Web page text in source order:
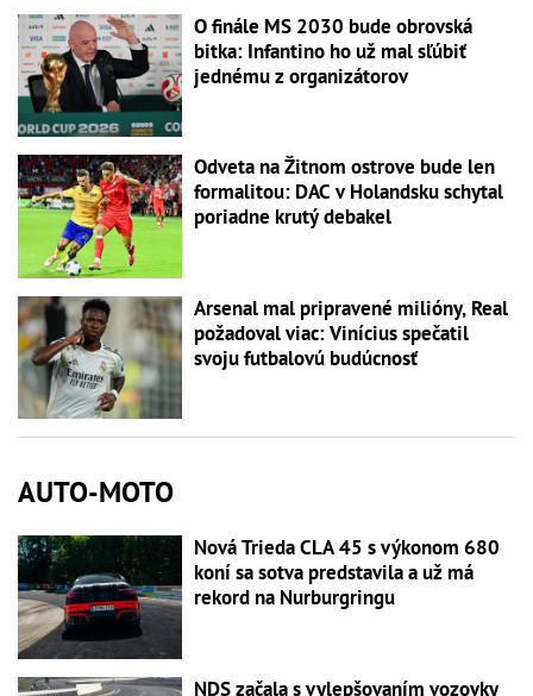
O finále MS 2030 bude obrovská
bitka: Infantino ho už mal sľúbiť
jednému z organizátorov
Odveta na Žitnom ostrove bude len
formalitou: DAC v Holandsku schytal
poriadne krutý debakel
Arsenal mal pripravené milióny, Real
požadoval viac: Vinícius spečatil
svoju futbalovú budúcnosť
AUTO-MOTO
Nová Trieda CLA 45 s výkonom 680
koní sa sotva predstavila a už má
rekord na Nurburgringu
NDS začala s vylepšovaním vozovky